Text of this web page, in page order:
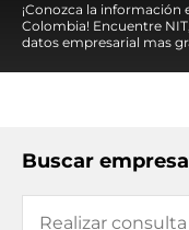
¡Conozca la información
Colombia! Encuentre
datos empresarial mas
Buscar empresa